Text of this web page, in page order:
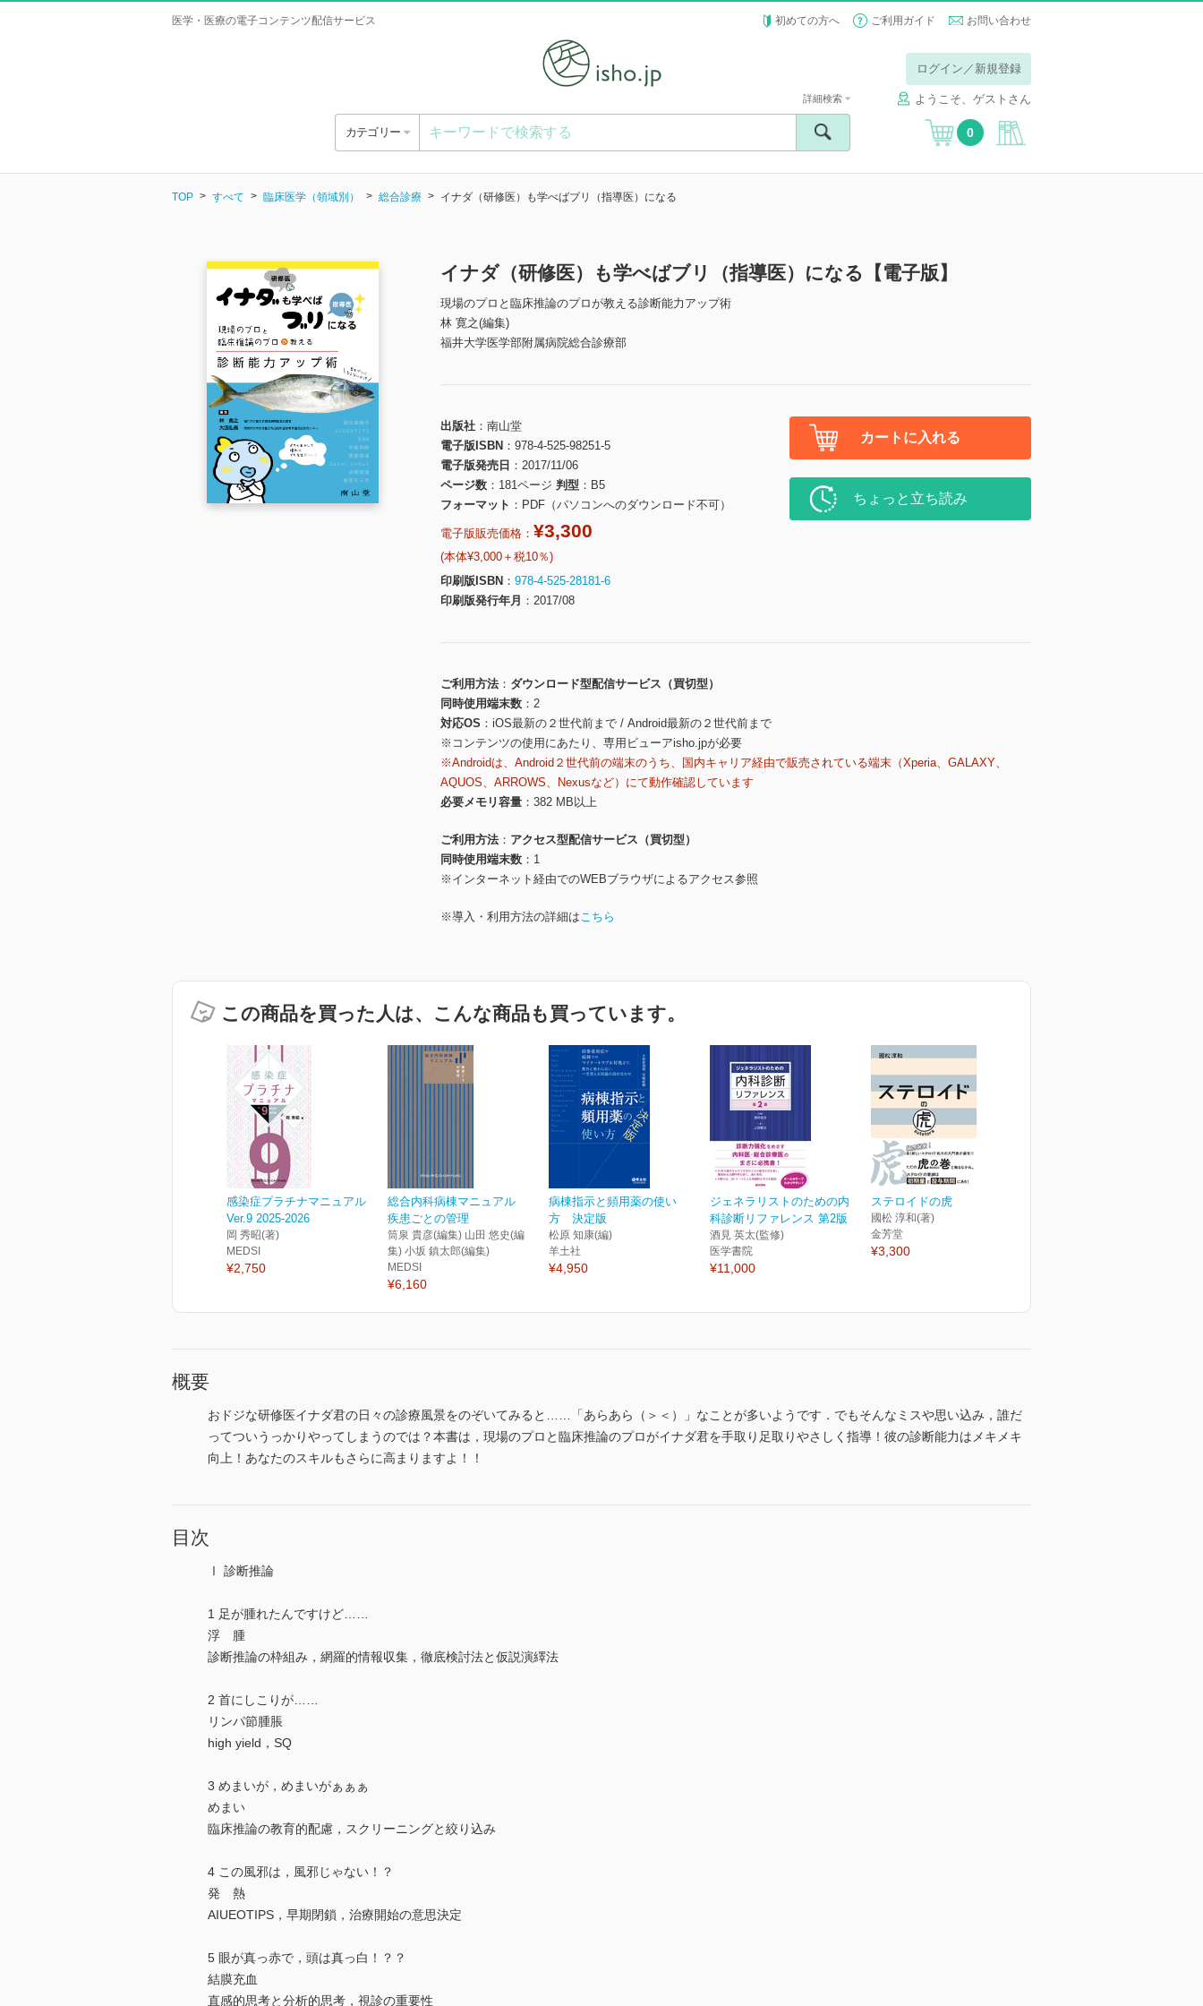
医学・医療の電子コンテンツ配信サービス 初めての方へ ご利用ガイド お問い合わせ
ログイン／新規登録
ようこそ、ゲストさん
カテゴリー
詳細検索
0
TOP すべて 臨床医学（領域別） 総合診療 イナダ（研修医）も学べばブリ（指導医）になる
イナダ（研修医）も学べばブリ（指導医）になる【電子版】
現場のプロと臨床推論のプロが教える診断能力アップ術
林 寛之(編集)
福井大学医学部附属病院総合診療部
出版社
南山堂
電子版ISBN
978-4-525-98251-5
電子版発売日
2017/11/06
ページ数
181ページ 判型
B5
フォーマット
PDF（パソコンへのダウンロード不可）
電子版販売価格： ¥3,300
(本体¥3,000＋税10％)
印刷版ISBN
978-4-525-28181-6
印刷版発行年月
2017/08
カートに入れる
ちょっと立ち読み
ご利用方法
ダウンロード型配信サービス（買切型）
同時使用端末数
2
対応OS
iOS最新の２世代前まで / Android最新の２世代前まで
※コンテンツの使用にあたり、専用ビューアisho.jpが必要
※Androidは、Android２世代前の端末のうち、国内キャリア経由で販売されている端末（Xperia、GALAXY、
AQUOS、ARROWS、Nexusなど）にて動作確認しています
必要メモリ容量
382 MB以上
ご利用方法
アクセス型配信サービス（買切型）
同時使用端末数
1
※インターネット経由でのWEBブラウザによるアクセス参照
※導入・利用方法の詳細はこちら
この商品を買った人は、こんな商品も買っています。
感染症プラチナマニュアル
Ver.9 2025-2026
岡 秀昭(著)
MEDSI
¥2,750
総合内科病棟マニュアル
疾患ごとの管理
筒泉 貴彦(編集) 山田 悠史(編
集) 小坂 鎮太郎(編集)
MEDSI
¥6,160
病棟指示と頻用薬の使い
方 決定版
松原 知康(編)
羊土社
¥4,950
ジェネラリストのための内
科診断リファレンス 第2版
酒見 英太(監修)
医学書院
¥11,000
ステロイドの虎
國松 淳和(著)
金芳堂
¥3,300
概要
おドジな研修医イナダ君の日々の診療風景をのぞいてみると……「あらあら（＞＜）」なことが多いようです．でもそんなミスや思い込み，誰だ
ってついうっかりやってしまうのでは？本書は，現場のプロと臨床推論のプロがイナダ君を手取り足取りやさしく指導！彼の診断能力はメキメキ
向上！あなたのスキルもさらに高まりますよ！！
目次
Ⅰ 診断推論
1 足が腫れたんですけど……
浮 腫
診断推論の枠組み，網羅的情報収集，徹底検討法と仮説演繹法
2 首にしこりが……
リンパ節腫脹
high yield，SQ
3 めまいが，めまいがぁぁぁ
めまい
臨床推論の教育的配慮，スクリーニングと絞り込み
4 この風邪は，風邪じゃない！？
発 熱
AIUEOTIPS，早期閉鎖，治療開始の意思決定
5 眼が真っ赤で，頭は真っ白！？？
結膜充血
直感的思考と分析的思考，視診の重要性